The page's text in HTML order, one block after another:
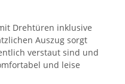
Drehtüren inklusive
Auszug sorgt
verstaut sind und
und leise